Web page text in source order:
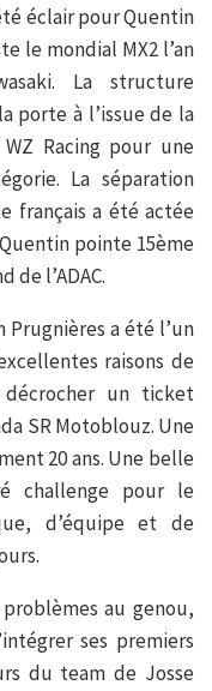
éclair pour Quentin
le mondial MX2 l’an
La structure
porte à l’issue de la
Racing pour une
La séparation
français a été actée
pointe 15ème
l’ADAC.
a été l’un
raisons de
un ticket
SR Motoblouz. Une
20 ans. Une belle
challenge pour le
d’équipe et de
au genou,
ses premiers
du team de Josse